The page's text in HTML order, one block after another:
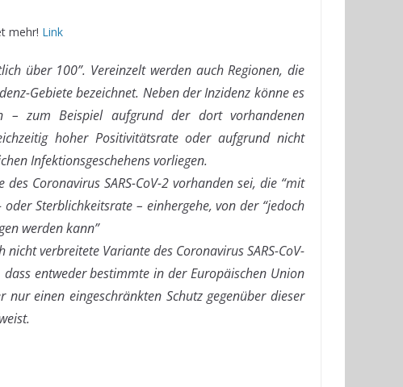
mehr! Link
über 100”. Vereinzelt werden auch Regionen, die
Gebiete bezeichnet. Neben der Inzidenz könne es
– zum Beispiel aufgrund der dort vorhandenen
hoher Positivitätsrate oder aufgrund nicht
Infektionsgeschehens vorliegen.
Coronavirus SARS-CoV-2 vorhanden sei, die “mit
Sterblichkeitsrate – einhergehe, von der “jedoch
werden kann”
verbreitete Variante des Coronavirus SARS-CoV-
entweder bestimmte in der Europäischen Union
einen eingeschränkten Schutz gegenüber dieser